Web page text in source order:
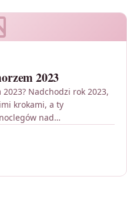
2023
Nadchodzi rok 2023,
krokami, a ty
nad…